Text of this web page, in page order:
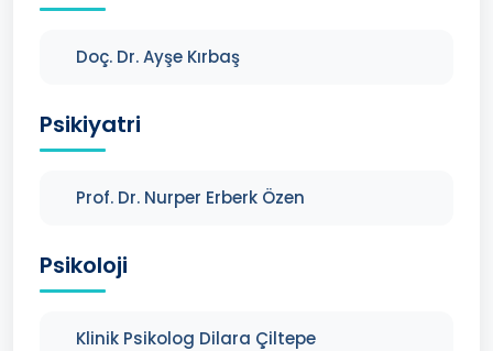
Doç. Dr. Ayşe Kırbaş
Psikiyatri
Prof. Dr. Nurper Erberk Özen
Psikoloji
Klinik Psikolog Dilara Çiltepe